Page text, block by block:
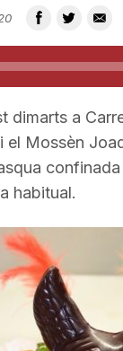
dimarts a
Mossèn
habitual.